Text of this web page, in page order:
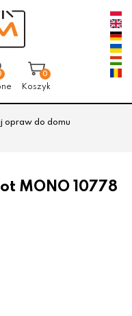
0
Koszyk
opraw do domu
MONO 10778